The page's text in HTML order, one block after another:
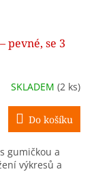
pevné, se 3
SKLADEM (2 ks)
Do košíku
gumičkou a
výkresů a